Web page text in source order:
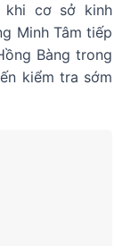
khi cơ sở kinh
Minh Tâm tiếp
Bàng trong
kiểm tra sớm